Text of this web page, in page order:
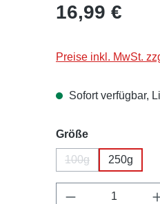
Regulärer Preis:
16,99 €
Preise inkl. MwSt.
Sofort verfügbar,
Größeauswählen
100g
(Diese Option ist
250g
Produkt